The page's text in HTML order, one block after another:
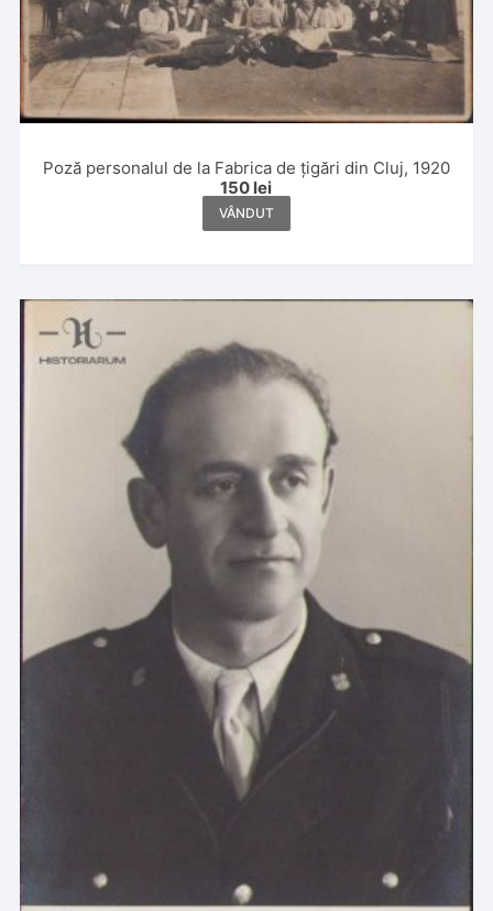
Poză personalul de la Fabrica de țigări din Cluj, 1920
150 lei
VÂNDUT